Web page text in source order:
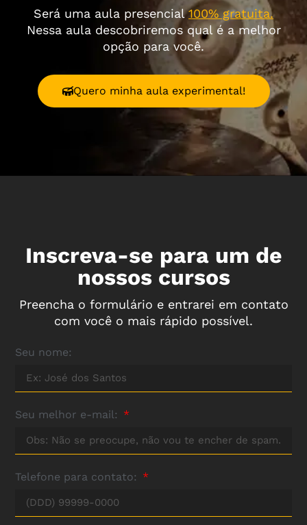
Será uma aula presencial100% gratuita.
Nessa aula descobriremos qual é a melhor
opção para você.
Quero minha aula experimental!
Inscreva-se para um de
nossos cursos
Preencha o formulário e entrarei em contato
com você o mais rápido possível.
Seu nome:
Seu melhor e-mail:
Telefone para contato: